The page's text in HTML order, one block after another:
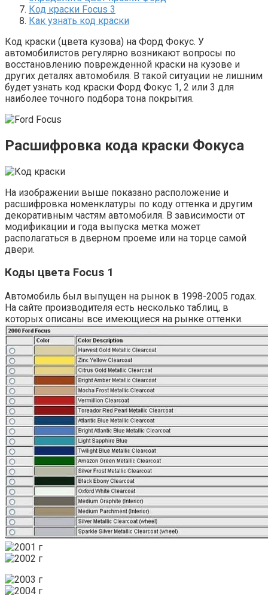
Код краски Focus 3
Как узнать код краски
Код краски (цвета кузова) на Форд Фокус. У
автомобилистов регулярно возникают вопросы по
восстановлению поврежденной краски на кузове и
других деталях автомобиля. В такой ситуации не лишним
будет узнать код краски Форд Фокус 1, 2 или 3 для
наиболее точного подбора тона покрытия.
Расшифровка кода краски Фокуса
На изображении выше показано расположение и
расшифровка номенклатуры по коду оттенка и другим
декоративным частям автомобиля. В зависимости от
модификации и года выпуска метка может
располагаться в дверном проеме или на торце самой
двери.
Коды цвета Focus 1
Автомобиль был выпущен на рынок в 1998-2005 годах.
На сайте производителя есть несколько таблиц, в
которых описаны все имеющиеся на рынке оттенки.